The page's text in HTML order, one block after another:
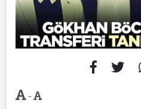
-